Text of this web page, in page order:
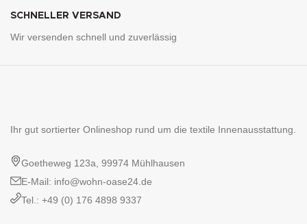
SCHNELLER VERSAND
Wir versenden schnell und zuverlässig
Ihr gut sortierter Onlineshop rund um die textile Innenausstattung.
Goetheweg 123a, 99974 Mühlhausen
E-Mail: info@wohn-oase24.de
Tel.: +49 (0) 176 4898 9337